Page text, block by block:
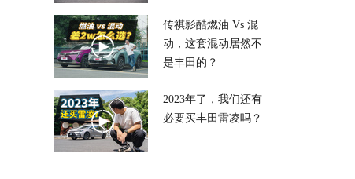
传祺影酷燃油 Vs 混
动，这套混动居然不
是丰田的？
2023年了，我们还有
必要买丰田雷凌吗？